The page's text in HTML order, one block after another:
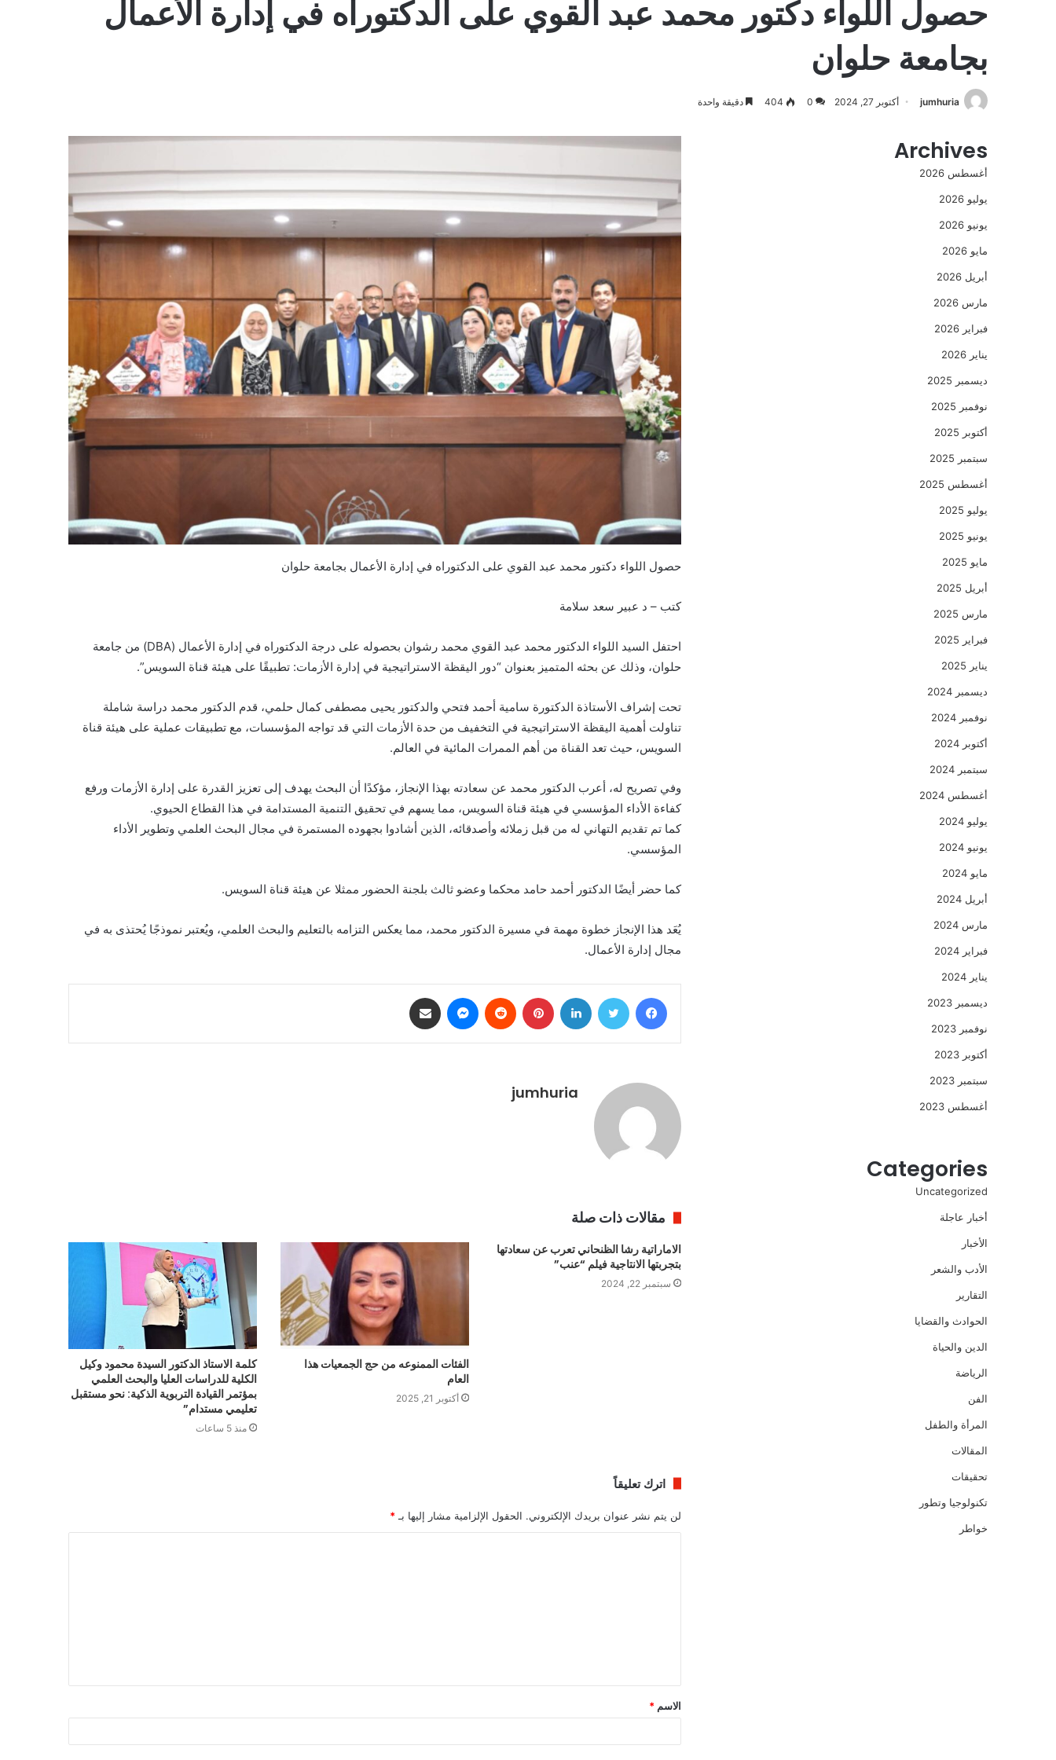
حصول اللواء دكتور محمد عبد القوي على الدكتوراه في إدارة الأعمال
بجامعة حلوان
jumhuria أكتوبر 27, 2024 0
404 دقيقة واحدة
حصول اللواء دكتور محمد عبد القوي على الدكتوراه في إدارة الأعمال بجامعة حلوان
كتب – د عبير سعد سلامة
احتفل السيد اللواء الدكتور محمد عبد القوي محمد رشوان بحصوله على درجة الدكتوراه في إدارة الأعمال (DBA) من جامعة
حلوان، وذلك عن بحثه المتميز بعنوان “دور اليقظة الاستراتيجية في إدارة الأزمات: تطبيقًا على هيئة قناة السويس”.
تحت إشراف الأستاذة الدكتورة سامية أحمد فتحي والدكتور يحيى مصطفى كمال حلمي، قدم الدكتور محمد دراسة شاملة
تناولت أهمية اليقظة الاستراتيجية في التخفيف من حدة الأزمات التي قد تواجه المؤسسات، مع تطبيقات عملية على هيئة قناة
السويس، حيث تعد القناة من أهم الممرات المائية في العالم.
وفي تصريح له، أعرب الدكتور محمد عن سعادته بهذا الإنجاز، مؤكدًا أن البحث يهدف إلى تعزيز القدرة على إدارة الأزمات ورفع
كفاءة الأداء المؤسسي في هيئة قناة السويس، مما يسهم في تحقيق التنمية المستدامة في هذا القطاع الحيوي.
كما تم تقديم التهاني له من قبل زملائه وأصدقائه، الذين أشادوا بجهوده المستمرة في مجال البحث العلمي وتطوير الأداء
المؤسسي.
كما حضر أيضًا الدكتور أحمد حامد محكما وعضو ثالث بلجنة الحضور ممثلا عن هيئة قناة السويس.
يُعَد هذا الإنجاز خطوة مهمة في مسيرة الدكتور محمد، مما يعكس التزامه بالتعليم والبحث العلمي، ويُعتبر نموذجًا يُحتذى به في
مجال إدارة الأعمال.
فيسبوك تويتر لينكدإن بينتيريست ماسنجر
jumhuria
مقالات ذات صلة
الاماراتية رشا الظنحاني تعرب عن سعادتها
بتجربتها الانتاجية فيلم “عنب”
سبتمبر 22, 2024
الفئات الممنوعه من حج الجمعيات هذا
العام
أكتوبر 21, 2025
كلمة الاستاذ الدكتور السيدة محمود وكيل
الكلية للدراسات العليا والبحث العلمي
بمؤتمر القيادة التربوية الذكية: نحو مستقبل
تعليمي مستدام”
منذ 5 ساعات
اترك تعليقاً
لن يتم نشر عنوان بريدك الإلكتروني. الحقول الإلزامية مشار إليها بـ *
ق
*
الاسم *
Archives
أغسطس 2026
يوليو 2026
يونيو 2026
مايو 2026
أبريل 2026
مارس 2026
فبراير 2026
يناير 2026
ديسمبر 2025
نوفمبر 2025
أكتوبر 2025
سبتمبر 2025
أغسطس 2025
يوليو 2025
يونيو 2025
مايو 2025
أبريل 2025
مارس 2025
فبراير 2025
يناير 2025
ديسمبر 2024
نوفمبر 2024
أكتوبر 2024
سبتمبر 2024
أغسطس 2024
يوليو 2024
يونيو 2024
مايو 2024
أبريل 2024
مارس 2024
فبراير 2024
يناير 2024
ديسمبر 2023
نوفمبر 2023
أكتوبر 2023
سبتمبر 2023
أغسطس 2023
Categories
Uncategorized
أخبار عاجلة
الأخبار
الأدب والشعر
التقارير
الحوادث والقضايا
الدين والحياة
الرياضة
الفن
المرأة والطفل
المقالات
تحقيقات
تكنولوجيا وتطور
خواطر